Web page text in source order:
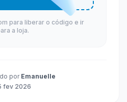
para liberar o código e ir
a loja.
por Emanuelle
fev 2026